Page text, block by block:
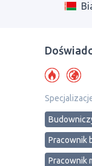
Pracownik
Рracownik